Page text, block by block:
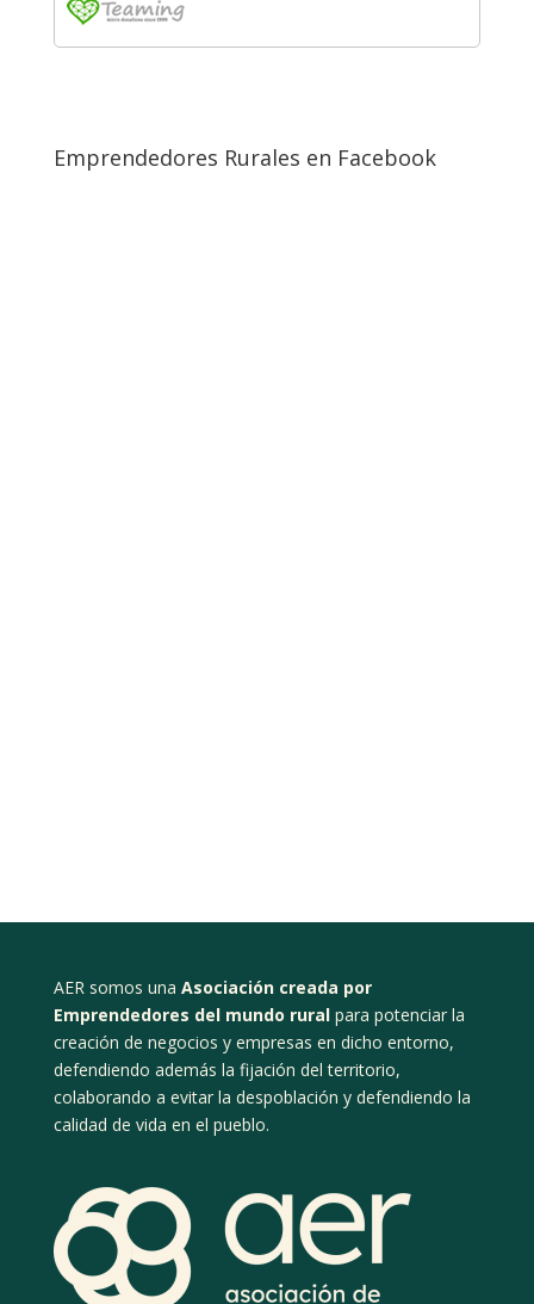
Emprendedores Rurales en Facebook
AER somos una Asociación creada por
Emprendedores del mundo ruralpara potenciar la
creación de negocios y empresas en dicho entorno,
defendiendo además la fijación del territorio,
colaborando a evitar la despoblación y defendiendo la
calidad de vida en el pueblo.